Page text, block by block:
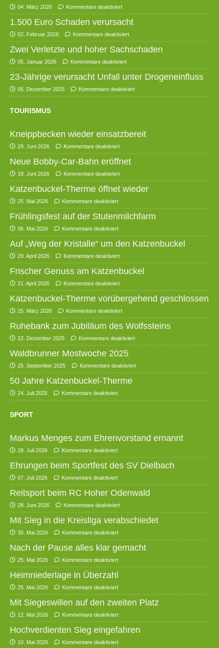
04. März 2026 Kommentare deaktiviert
1.500 Euro Schaden verursacht
02. Februar 2026 Kommentare deaktiviert
Zwei Verletzte und hoher Sachschaden
05. Januar 2026 Kommentare deaktiviert
23-Jährige verursacht Unfall unter Drogeneinfluss
05. Dezember 2025 Kommentare deaktiviert
TOURISMUS
Kneippbecken wieder einsatzbereit
29. Juni 2026 Kommentare deaktiviert
Neue Bobby-Car-Bahn eröffnet
18. Juni 2026 Kommentare deaktiviert
Katzenbuckel-Therme öffnet wieder
25. Mai 2026 Kommentare deaktiviert
Frühlingsfest auf der Stutenmilchfarm
06. Mai 2026 Kommentare deaktiviert
Auf „Weg der Kristalle“ um den Katzenbuckel
29. April 2026 Kommentare deaktiviert
Frischer Genuss am Katzenbuckel
21. April 2026 Kommentare deaktiviert
Katzenbuckel-Therme vorübergehend geschlossen
25. März 2026 Kommentare deaktiviert
Ruhebank zum Jubiläum des Wolfssteins
22. Dezember 2025 Kommentare deaktiviert
Waldbrunner Mostwoche 2025
25. September 2025 Kommentare deaktiviert
50 Jahre Katzenbuckel-Therme
24. Juli 2025 Kommentare deaktiviert
SPORT
Markus Menges zum Ehrenvorstand ernannt
28. Juli 2026 Kommentare deaktiviert
Ehrungen beim Sportfest des SV Dielbach
07. Juli 2026 Kommentare deaktiviert
Reitsport beim RC Hoher Odenwald
28. Juni 2026 Kommentare deaktiviert
Mit Sieg in die Kreisliga verabschiedet
30. Mai 2026 Kommentare deaktiviert
Nach der Pause alles klar gemacht
25. Mai 2026 Kommentare deaktiviert
Heimniederlage in Überzahl
25. Mai 2026 Kommentare deaktiviert
Mit Siegeswillen auf den zweiten Platz
12. Mai 2026 Kommentare deaktiviert
Hochverdienten Sieg eingefahren
10. Mai 2026 Kommentare deaktiviert